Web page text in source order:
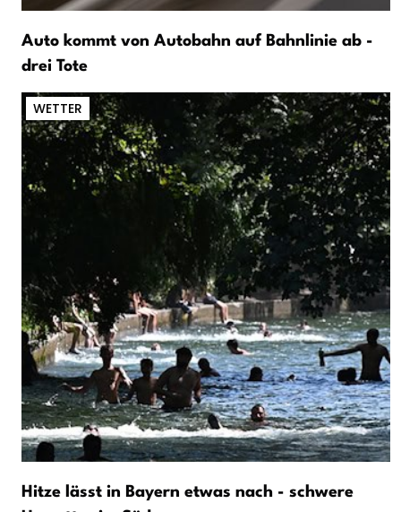
Auto kommt von Autobahn auf Bahnlinie ab -
drei Tote
WETTER
Hitze lässt in Bayern etwas nach - schwere